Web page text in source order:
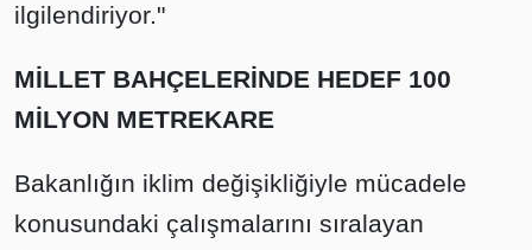
ilgilendiriyor."
MİLLET BAHÇELERİNDE HEDEF 100
MİLYON METREKARE
Bakanlığın iklim değişikliğiyle mücadele
konusundaki çalışmalarını sıralayan